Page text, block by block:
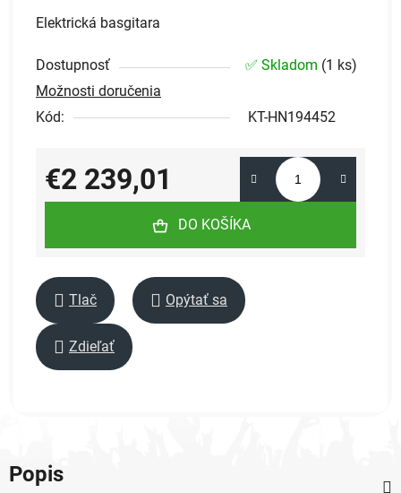
Elektrická basgitara
Dostupnosť ✅ Skladom (1 ks)
Možnosti doručenia
Kód:
KT-HN194452
€2 239,01
Jednotková cena:
DO KOŠÍKA
Tlač Opýtať sa
Zdieľať
Popis